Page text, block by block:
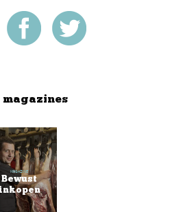
magazines
MAGAZINE
Bewust
inkopen